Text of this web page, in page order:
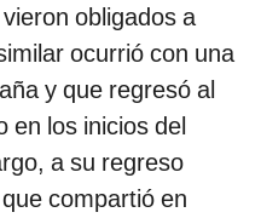
obligados a
ocurrió con una
y que regresó al
en los inicios del
a su regreso
compartió en